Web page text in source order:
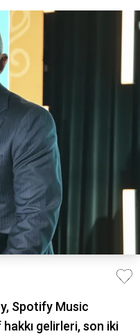
Spotify Music
gelirleri, son iki